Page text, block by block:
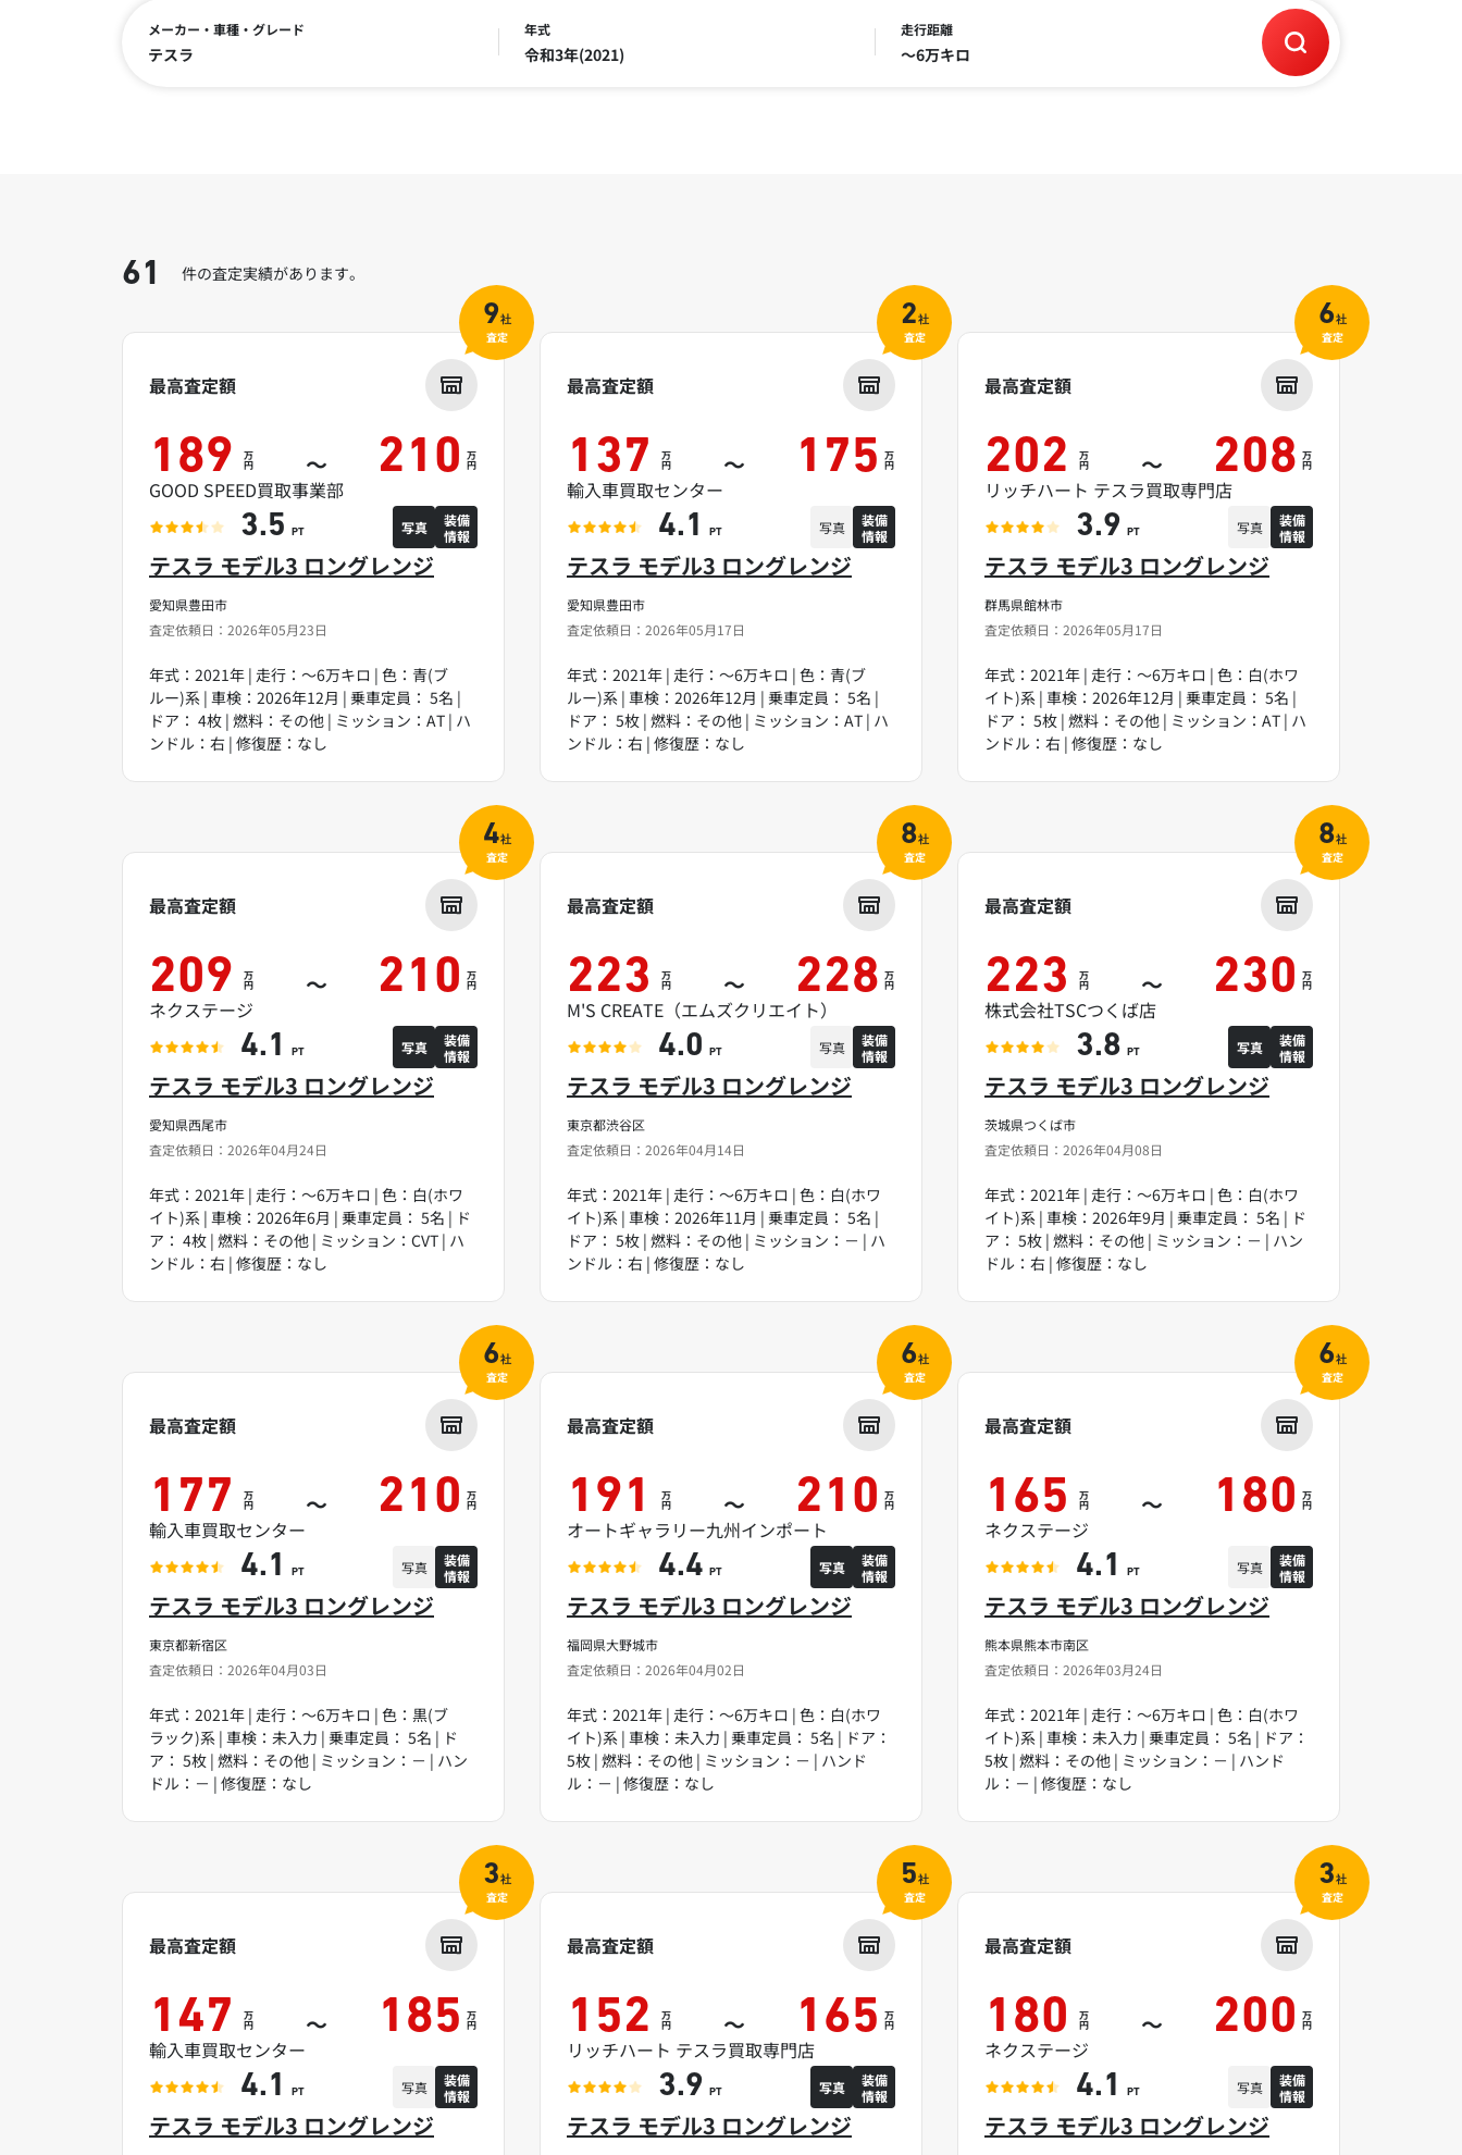
メーカー・車種・グレード
テスラ
年式
令和3年(2021)
走行距離
～6万キロ
61 件の査定実績があります。
愛知県豊田市
査定依頼日：2026年05月23日
テスラ モデル3 ロングレンジ
年式：2021年 | 走行：～6万キロ | 色：青(ブ
ルー)系 | 車検：2026年12月 | 乗車定員： 5名 |
ドア： 4枚 | 燃料：その他 | ミッション：AT | ハ
ンドル：右 | 修復歴：なし
最高査定額
189 万
円 ～ 210 万
円
GOOD SPEED買取事業部
3.5 PT 写真
装備
情報
9社
査定
愛知県豊田市
査定依頼日：2026年05月17日
テスラ モデル3 ロングレンジ
年式：2021年 | 走行：～6万キロ | 色：青(ブ
ルー)系 | 車検：2026年12月 | 乗車定員： 5名 |
ドア： 5枚 | 燃料：その他 | ミッション：AT | ハ
ンドル：右 | 修復歴：なし
最高査定額
137 万
円 ～ 175 万
円
輸入車買取センター
4.1 PT 写真
装備
情報
2社
査定
群馬県館林市
査定依頼日：2026年05月17日
テスラ モデル3 ロングレンジ
年式：2021年 | 走行：～6万キロ | 色：白(ホワ
イト)系 | 車検：2026年12月 | 乗車定員： 5名 |
ドア： 5枚 | 燃料：その他 | ミッション：AT | ハ
ンドル：右 | 修復歴：なし
最高査定額
202 万
円 ～ 208 万
円
リッチハート テスラ買取専門店
3.9 PT 写真
装備
情報
6社
査定
愛知県西尾市
査定依頼日：2026年04月24日
テスラ モデル3 ロングレンジ
年式：2021年 | 走行：～6万キロ | 色：白(ホワ
イト)系 | 車検：2026年6月 | 乗車定員： 5名 | ド
ア： 4枚 | 燃料：その他 | ミッション：CVT | ハ
ンドル：右 | 修復歴：なし
最高査定額
209 万
円 ～ 210 万
円
ネクステージ
4.1 PT 写真
装備
情報
4社
査定
東京都渋谷区
査定依頼日：2026年04月14日
テスラ モデル3 ロングレンジ
年式：2021年 | 走行：～6万キロ | 色：白(ホワ
イト)系 | 車検：2026年11月 | 乗車定員： 5名 |
ドア： 5枚 | 燃料：その他 | ミッション：－ | ハ
ンドル：右 | 修復歴：なし
最高査定額
223 万
円 ～ 228 万
円
M'S CREATE（エムズクリエイト）
4.0 PT 写真
装備
情報
8社
査定
茨城県つくば市
査定依頼日：2026年04月08日
テスラ モデル3 ロングレンジ
年式：2021年 | 走行：～6万キロ | 色：白(ホワ
イト)系 | 車検：2026年9月 | 乗車定員： 5名 | ド
ア： 5枚 | 燃料：その他 | ミッション：－ | ハン
ドル：右 | 修復歴：なし
最高査定額
223 万
円 ～ 230 万
円
株式会社TSCつくば店
3.8 PT 写真
装備
情報
8社
査定
東京都新宿区
査定依頼日：2026年04月03日
テスラ モデル3 ロングレンジ
年式：2021年 | 走行：～6万キロ | 色：黒(ブ
ラック)系 | 車検：未入力 | 乗車定員： 5名 | ド
ア： 5枚 | 燃料：その他 | ミッション：－ | ハン
ドル：－ | 修復歴：なし
最高査定額
177 万
円 ～ 210 万
円
輸入車買取センター
4.1 PT 写真
装備
情報
6社
査定
福岡県大野城市
査定依頼日：2026年04月02日
テスラ モデル3 ロングレンジ
年式：2021年 | 走行：～6万キロ | 色：白(ホワ
イト)系 | 車検：未入力 | 乗車定員： 5名 | ドア：
5枚 | 燃料：その他 | ミッション：－ | ハンド
ル：－ | 修復歴：なし
最高査定額
191 万
円 ～ 210 万
円
オートギャラリー九州インポート
4.4 PT 写真
装備
情報
6社
査定
熊本県熊本市南区
査定依頼日：2026年03月24日
テスラ モデル3 ロングレンジ
年式：2021年 | 走行：～6万キロ | 色：白(ホワ
イト)系 | 車検：未入力 | 乗車定員： 5名 | ドア：
5枚 | 燃料：その他 | ミッション：－ | ハンド
ル：－ | 修復歴：なし
最高査定額
165 万
円 ～ 180 万
円
ネクステージ
4.1 PT 写真
装備
情報
6社
査定
テスラ モデル3 ロングレンジ
最高査定額
147 万
円 ～ 185 万
円
輸入車買取センター
4.1 PT 写真
装備
情報
3社
査定
テスラ モデル3 ロングレンジ
最高査定額
152 万
円 ～ 165 万
円
リッチハート テスラ買取専門店
3.9 PT 写真
装備
情報
5社
査定
テスラ モデル3 ロングレンジ
最高査定額
180 万
円 ～ 200 万
円
ネクステージ
4.1 PT 写真
装備
情報
3社
査定